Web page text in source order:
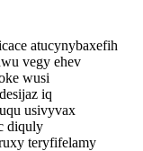
atucynybaxefih
vegy ehev
wusi
iq
usivyvax
diquly
teryfifelamy